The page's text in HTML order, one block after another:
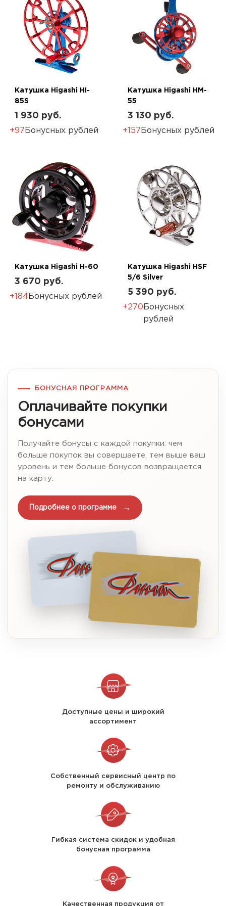
Катушка Higashi HI-
85S
1 930 руб.
+97 Бонусных рублей
Катушка Higashi HM-
55
3 130 руб.
+157 Бонусных рублей
Катушка Higashi H-60
3 670 руб.
+184 Бонусных рублей
Катушка Higashi HSF
5/6 Silver
5 390 руб.
+270 Бонусных
рублей
БОНУСНАЯ ПРОГРАММА
Оплачивайте покупки
бонусами
Получайте бонусы с каждой покупки: чем
больше покупок вы совершаете, тем выше ваш
уровень и тем больше бонусов возвращается
на карту.
Подробнее о программе
Доступные цены и широкий
ассортимент
Собственный сервисный центр по
ремонту и обслуживанию
Гибкая система скидок и удобная
бонусная программа
Качественная продукция от